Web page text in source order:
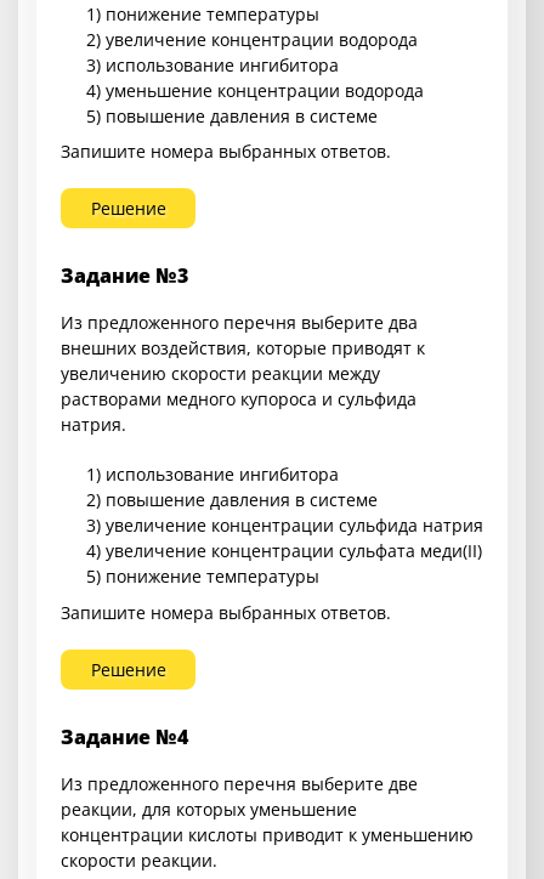
1) понижение температуры
2) увеличение концентрации водорода
3) использование ингибитора
4) уменьшение концентрации водорода
5) повышение давления в системе
Запишите номера выбранных ответов.
Решение
Задание №3
Из предложенного перечня выберите два
внешних воздействия, которые приводят к
увеличению скорости реакции между
растворами медного купороса и сульфида
натрия.
1) использование ингибитора
2) повышение давления в системе
3) увеличение концентрации сульфида натрия
4) увеличение концентрации сульфата меди(II)
5) понижение температуры
Запишите номера выбранных ответов.
Решение
Задание №4
Из предложенного перечня выберите две
реакции, для которых уменьшение
концентрации кислоты приводит к уменьшению
скорости реакции.